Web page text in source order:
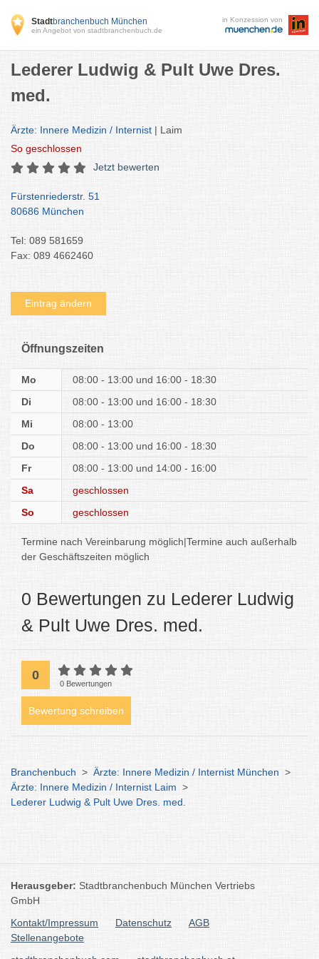
Stadtbranchenbuch München
ein Angebot von stadtbranchenbuch.de
in Konzession von
Lederer Ludwig & Pult Uwe Dres.
med.
Ärzte: Innere Medizin / Internist | Laim
So geschlossen
Jetzt bewerten
Fürstenriederstr. 51
80686 München
Tel: 089 581659
Fax: 089 4662460
Eintrag ändern
Öffnungszeiten
Mo 08:00 - 13:00
16:00 - 18:30
Di
08:00 - 13:00
16:00 - 18:30
Mi
08:00 - 13:00
Do
08:00 - 13:00
16:00 - 18:30
Fr
08:00 - 13:00
14:00 - 16:00
Sa
geschlossen
So
geschlossen
Termine nach Vereinbarung möglich|Termine auch außerhalb
der Geschäftszeiten möglich
0 Bewertungen zu Lederer Ludwig
& Pult Uwe Dres. med.
0
0 Bewertungen
Bewertung schreiben
Branchenbuch > Ärzte: Innere Medizin / Internist München >
Ärzte: Innere Medizin / Internist Laim >
Lederer Ludwig & Pult Uwe Dres. med.
Herausgeber: Stadtbranchenbuch München Vertriebs
GmbH
Kontakt/Impressum
Datenschutz
AGB
Stellenangebote